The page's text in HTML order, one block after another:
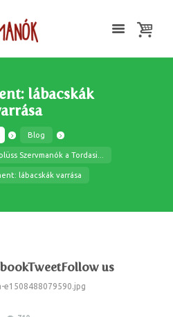
lábacskák
Blog
Szervmanók a Tordasi...
lábacskák varrása
us